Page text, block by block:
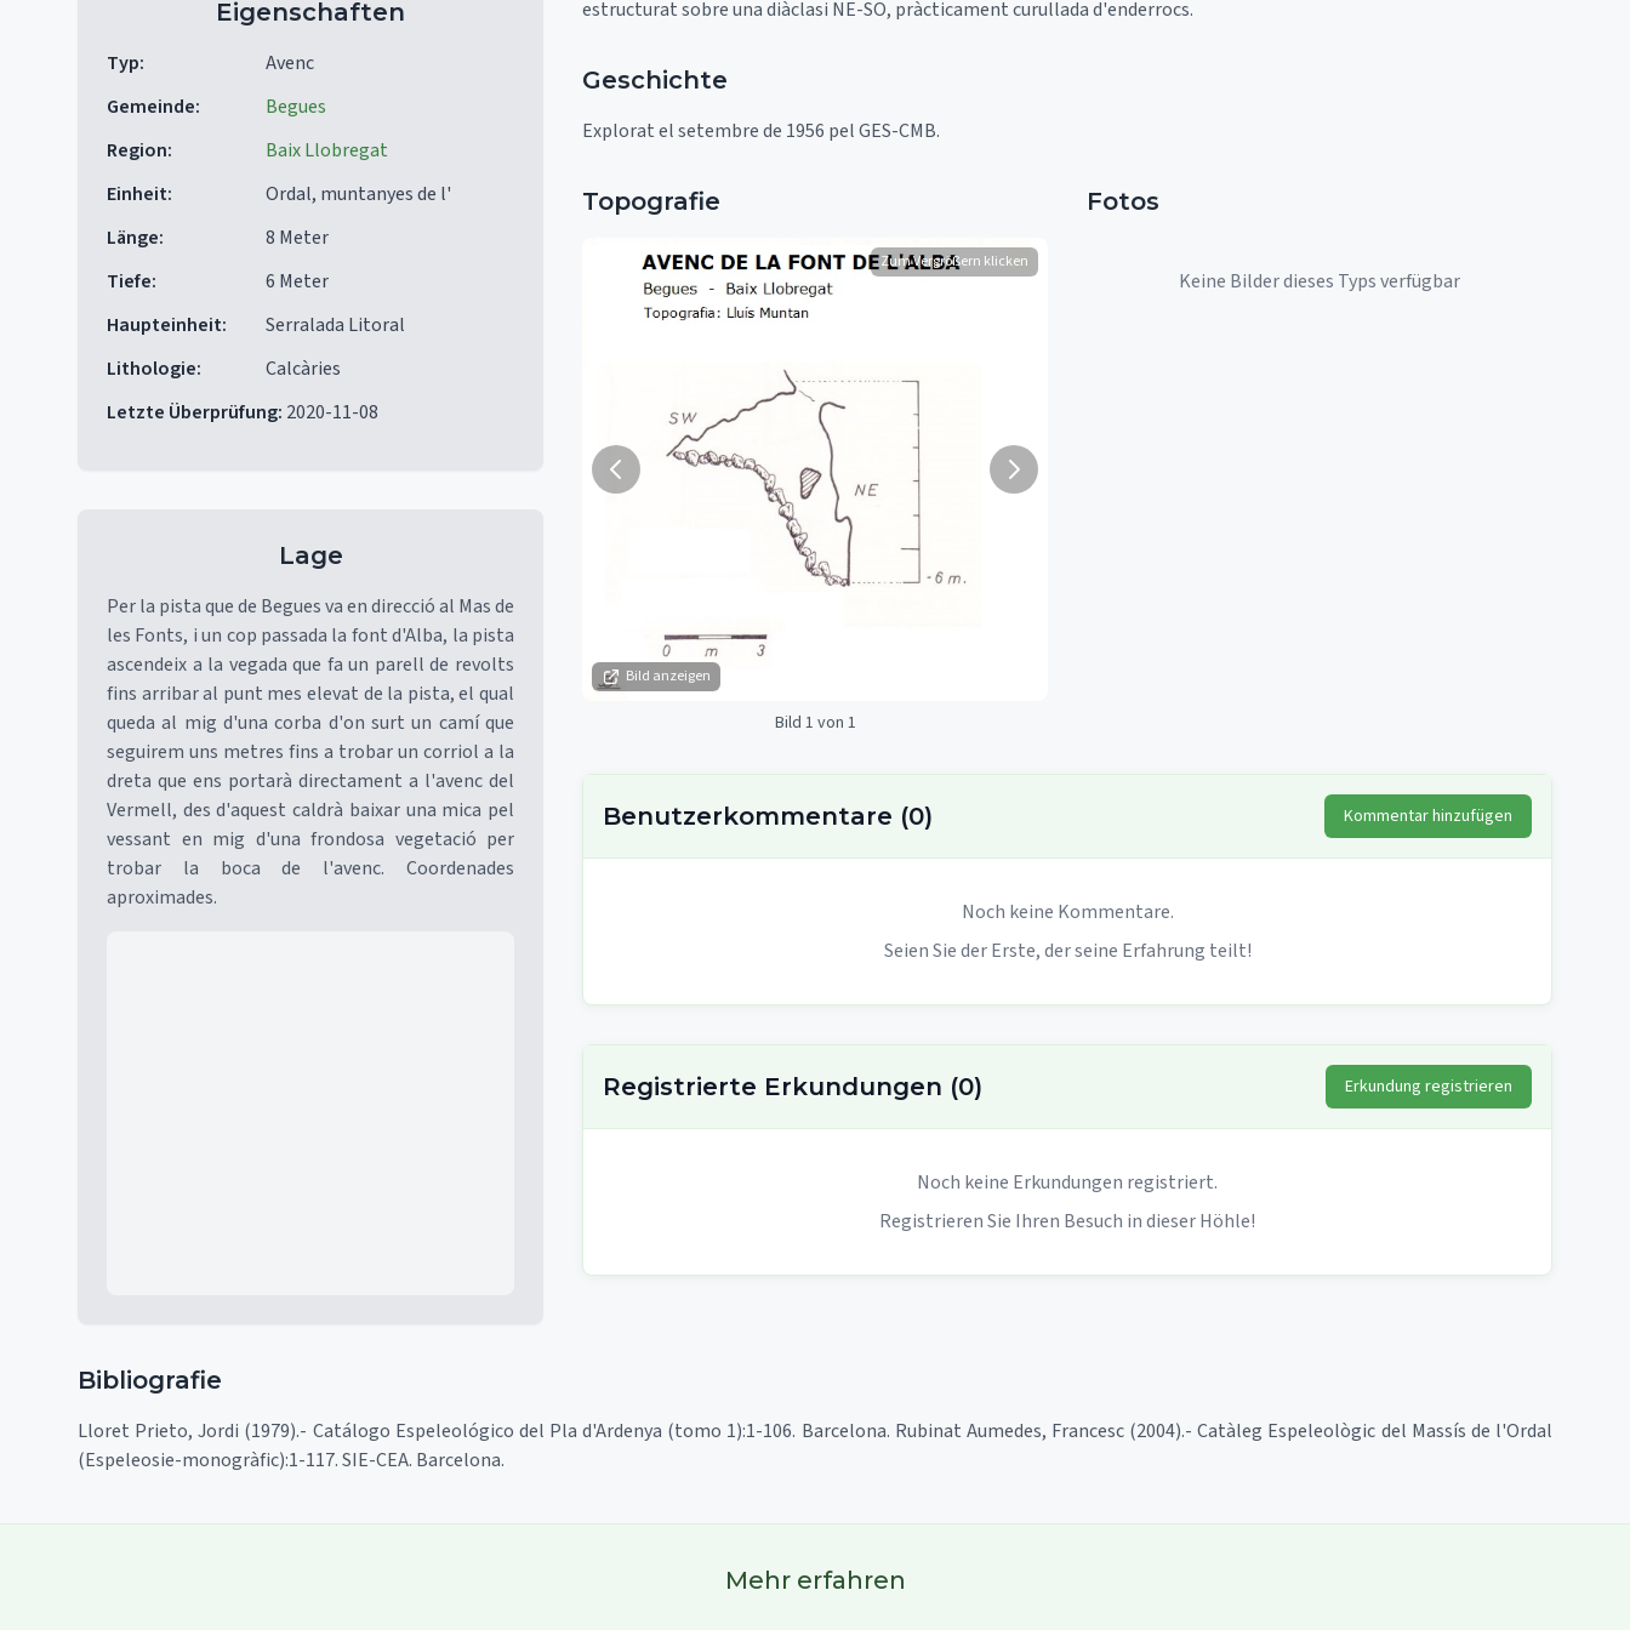
Eigenschaften
Typ:
Avenc
Gemeinde:
Begues
Region:
Baix Llobregat
Einheit:
Ordal, muntanyes de l'
Länge:
8 Meter
Tiefe:
6 Meter
Haupteinheit:
Serralada Litoral
Lithologie:
Calcàries
Letzte Überprüfung: 2020-11-08
Lage
Per la pista que de Begues va en direcció al Mas de
les Fonts, i un cop passada la font d'Alba, la pista
ascendeix a la vegada que fa un parell de revolts
fins arribar al punt mes elevat de la pista, el qual
queda al mig d'una corba d'on surt un camí que
seguirem uns metres fins a trobar un corriol a la
dreta que ens portarà directament a l'avenc del
Vermell, des d'aquest caldrà baixar una mica pel
vessant en mig d'una frondosa vegetació per
trobar la boca de l'avenc. Coordenades
aproximades.
estructurat sobre una diàclasi NE-SO, pràcticament curullada d'enderrocs.
Geschichte
Explorat el setembre de 1956 pel GES-CMB.
Topografie
Bild anzeigen
Zum Vergrößern klicken
Bild 1 von 1
Fotos
Keine Bilder dieses Typs verfügbar
Benutzerkommentare (0) Kommentar hinzufügen
Noch keine Kommentare.
Seien Sie der Erste, der seine Erfahrung teilt!
Registrierte Erkundungen (0) Erkundung registrieren
Noch keine Erkundungen registriert.
Registrieren Sie Ihren Besuch in dieser Höhle!
Bibliografie
Lloret Prieto, Jordi (1979).- Catálogo Espeleológico del Pla d'Ardenya (tomo 1):1-106. Barcelona. Rubinat Aumedes, Francesc (2004).- Catàleg Espeleològic del Massís de l'Ordal
(Espeleosie-monogràfic):1-117. SIE-CEA. Barcelona.
Mehr erfahren